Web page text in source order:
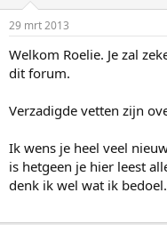
29 mrt 2013
Welkom Roelie. Je zal
dit forum.
Verzadigde vetten zijn
Ik wens je heel veel
is hetgeen je hier leest
denk ik wel wat ik bedoel.